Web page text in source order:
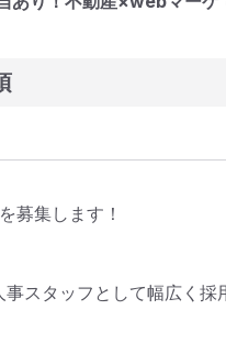
募集します！
スタッフとして幅広く採